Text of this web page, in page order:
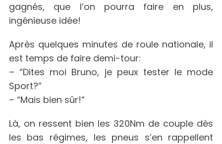
gagnés, que l’on pourra faire en plus,
ingénieuse idée!
Après quelques minutes de roule nationale, il
est temps de faire demi-tour:
– “Dites moi Bruno, je peux tester le mode
Sport?”
– “Mais bien sûr!”
Là, on ressent bien les 320Nm de couple dès
les bas régimes, les pneus s’en rappellent